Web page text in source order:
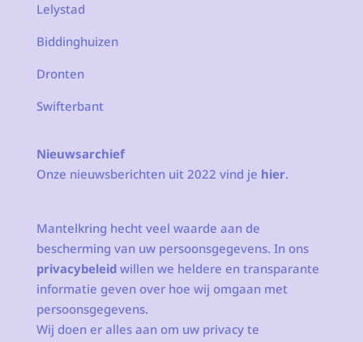
Lelystad
Biddinghuizen
Dronten
Swifterbant
Nieuwsarchief
Onze nieuwsberichten uit 2022 vind je hier.
Mantelkring hecht veel waarde aan de
bescherming van uw persoonsgegevens. In ons
privacybeleidwillen we heldere en transparante
informatie geven over hoe wij omgaan met
persoonsgegevens.
Wij doen er alles aan om uw privacy te